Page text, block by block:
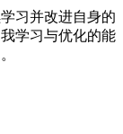
习并改进自身的
学习与优化的能